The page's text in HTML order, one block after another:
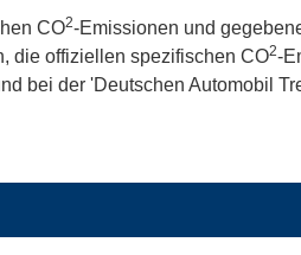
CO2-Emissionen und
die offiziellen spezifischen CO2-
bei der 'Deutschen Automobil